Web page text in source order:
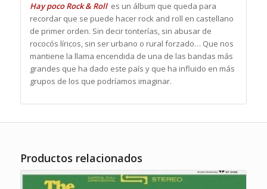
Hay poco Rock & Roll es un álbum que queda para
recordar que se puede hacer rock and roll en castellano
de primer orden. Sin decir tonterías, sin abusar de
rococós líricos, sin ser urbano o rural forzado… Que nos
mantiene la llama encendida de una de las bandas más
grandes que ha dado este país y que ha influido en más
grupos de los que podríamos imaginar.
Productos relacionados